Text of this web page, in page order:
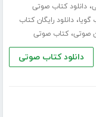
،دانلود کتاب صوتی
گویا،دانلود رایگان کتاب
صوتی،کتاب صوتی
دانلود کتاب صوتی